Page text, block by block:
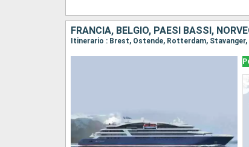
FRANCIA, BELGIO, PAESI BASSI,
Itinerario : Brest, Ostende, Rotterdam,